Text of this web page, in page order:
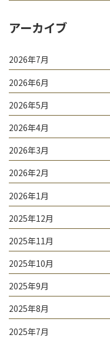
アーカイブ
2026年7月
2026年6月
2026年5月
2026年4月
2026年3月
2026年2月
2026年1月
2025年12月
2025年11月
2025年10月
2025年9月
2025年8月
2025年7月